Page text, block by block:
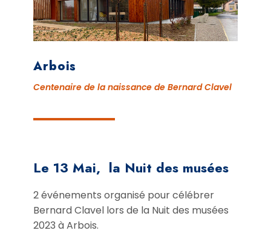
Arbois
Centenaire de la naissance de Bernard Clavel
Le 13 Mai, la Nuit des musées
2 événements organisé pour célébrer
Bernard Clavel lors de la Nuit des musées
2023 à Arbois.